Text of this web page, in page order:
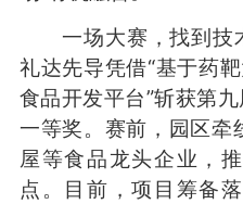
一场大赛，找到技术
礼达先导凭借“基于药
食品开发平台”斩获第
一等奖。赛前，园区牵
屋等食品龙头企业，
点。目前，项目筹备